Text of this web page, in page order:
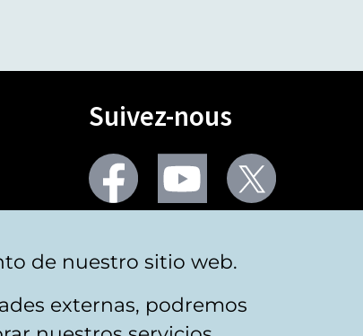
Suivez-nous
Facebook Youtube
de nuestro sitio web.
externas, podremos